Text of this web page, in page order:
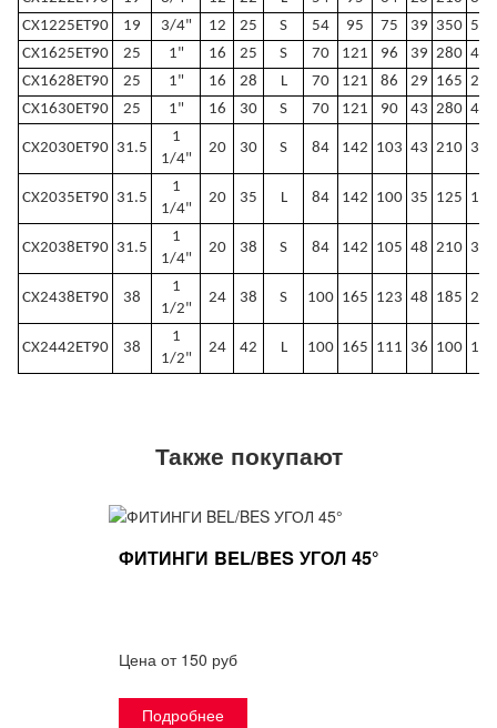
CX1225ET90
19 3/4" 12 25 S 54 95 75 39 350
CX1625ET90
25 1" 16 25 S 70 121 96 39 280
CX1628ET90
25 1" 16 28 L 70 121 86 29 165
CX1630ET90
25 1" 16 30 S 70 121 90 43 280
CX2030ET90 31.5
1
1/4"
20 30 S 84 142 103 43 210
CX2035ET90 31.5
1
1/4"
20 35 L 84 142 100 35 125
CX2038ET90 31.5
1
1/4"
20 38 S 84 142 105 48 210
CX2438ET90 38
1
1/2"
24 38 S 100 165 123 48 185
CX2442ET90 38
1
1/2"
24 42 L 100 165 111 36 100
Также покупают
ФИТИНГИ BEL/BES УГОЛ 45°
Цена от 150 руб
Подробнее